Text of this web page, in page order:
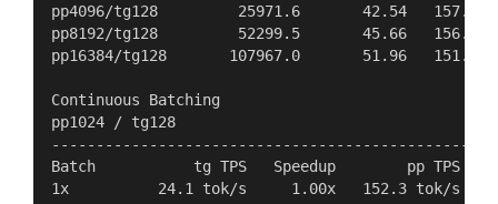
pp4096/tg128         25971.6       42.54   157.7
pp8192/tg128         52299.5       45.66   156.6
pp16384/tg128       107967.0       51.96
Continuous Batching
pp1024 / tg128
Batch           tg TPS   Speedup        pp TPS
1x          24.1 tok/s     1.00x   152.3 tok/s